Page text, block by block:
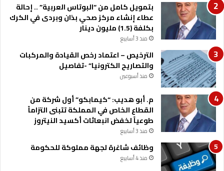
بتمويل كامل من “البوتاس العربية” .. إحالة
عطاء إنشاء مركز صحي بذان وبردى في الكرك
بكلفة (1.5) مليون دينار
منذ 3 أسابيع
الترخيص – اعتماد رخص القيادة والمركبات
والتصاريح الكترونيا” -تفاصيل
منذ أسبوعين
م. أبو هديب: “كيمابكو” أول شركة من
القطاع الخاص في المملكة تتبنى التزاماً
طوعياً لخفض انبعاثات أكسيد النيتروز
منذ 3 أسابيع
وظائف شاغرة لجهة مملوكة للحكومة
منذ 4 أسابيع